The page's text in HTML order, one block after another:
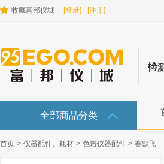
收藏富邦仪城 [登录] [注册]
全部商品分类
首页 > 仪器配件、耗材 > 色谱仪器配件 > 赛默飞